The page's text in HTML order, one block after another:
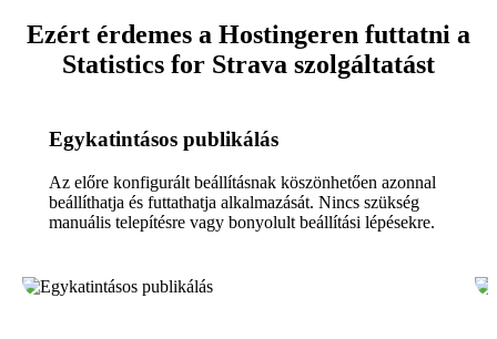
Ezért érdemes a Hostingeren futtatni a
Statistics for Strava szolgáltatást
Egykatintásos publikálás
Az előre konfigurált beállításnak köszönhetően azonnal
beállíthatja és futtathatja alkalmazását. Nincs szükség
manuális telepítésre vagy bonyolult beállítási lépésekre.